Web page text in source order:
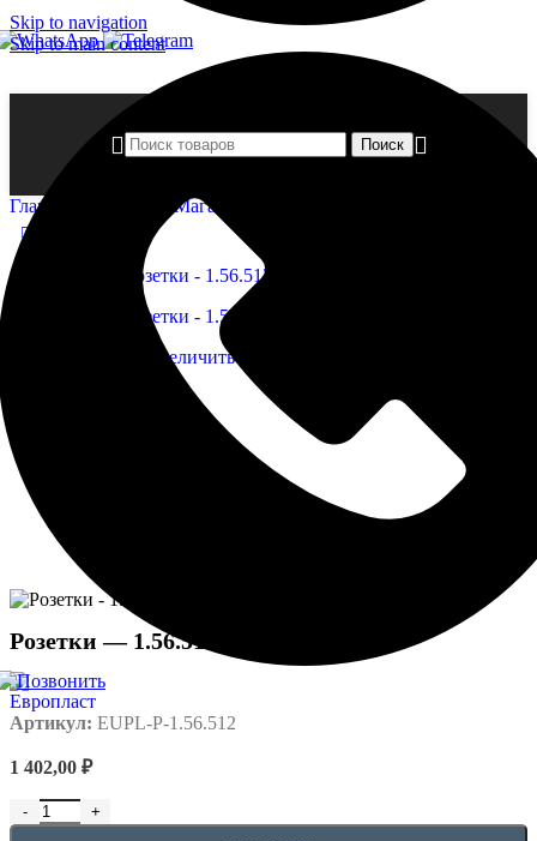
Skip to navigation
Skip to main content
Поиск
Главная страница Магазин
Нажмите, чтобы увеличить
Розетки — 1.56.512
Артикул: EUPL-P-1.56.512
1 402,00 ₽
Количество товара Розетки - 1.56.512